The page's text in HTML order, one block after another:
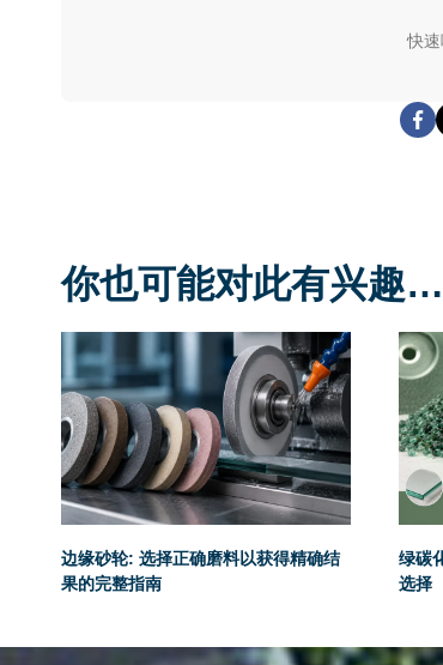
快
你也可能对此有兴趣…
边缘砂轮: 选择正确磨料以获得精确结
果的完整指南
绿碳
选择